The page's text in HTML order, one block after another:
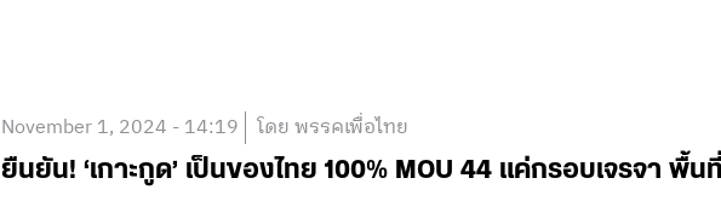
November 1, 2024 - 14:19 โดย พรรคเพื่อไทย
ยืนยัน! ‘เกาะกูด’ เป็นของไทย 100% MOU 44 แค่กรอบเจรจา พื้